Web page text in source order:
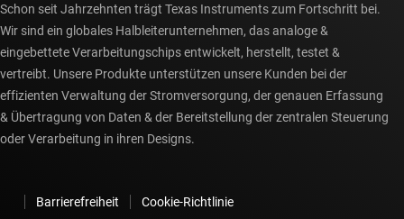
Schon seit Jahrzehnten trägt Texas Instruments zum Fortschritt bei.
Wir sind ein globales Halbleiterunternehmen, das analoge &
eingebettete Verarbeitungschips entwickelt, herstellt, testet &
vertreibt. Unsere Produkte unterstützen unsere Kunden bei der
effizienten Verwaltung der Stromversorgung, der genauen Erfassung
& Übertragung von Daten & der Bereitstellung der zentralen Steuerung
oder Verarbeitung in ihren Designs.
Barrierefreiheit
Cookie-Richtlinie